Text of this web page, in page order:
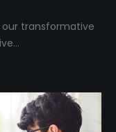
our transformative